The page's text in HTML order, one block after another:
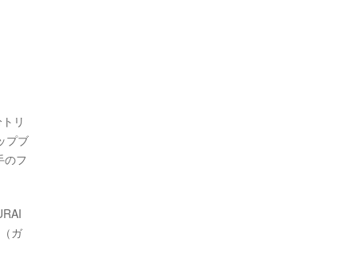
リ
プブ
のフ
ガ